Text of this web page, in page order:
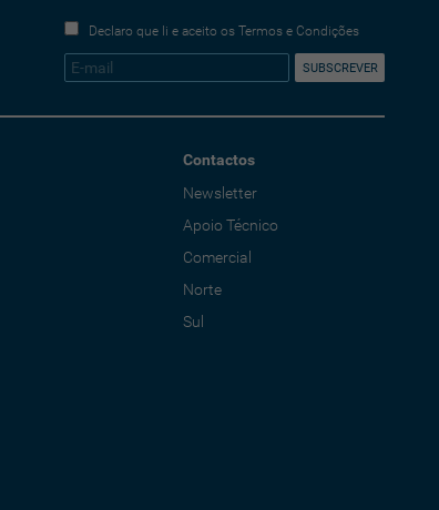
Declaro que li e aceito os Termos e Condições
Contactos
Newsletter
Apoio Técnico
Comercial
Norte
Sul